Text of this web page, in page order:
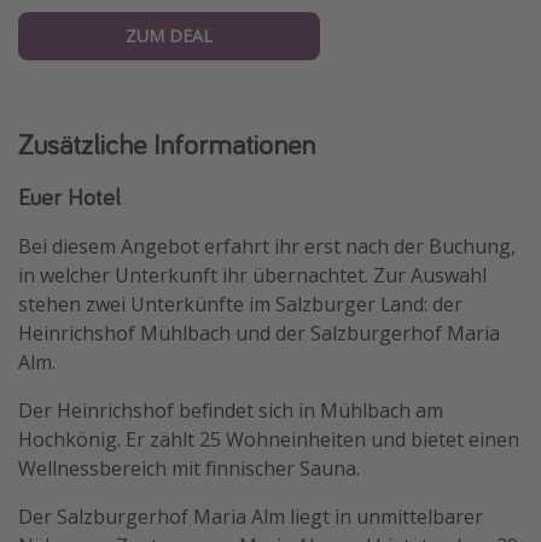
ZUM DEAL
Zusätzliche Informationen
Euer Hotel
Bei diesem Angebot erfahrt ihr erst nach der Buchung,
in welcher Unterkunft ihr übernachtet. Zur Auswahl
stehen zwei Unterkünfte im Salzburger Land: der
Heinrichshof Mühlbach und der Salzburgerhof Maria
Alm.
Der Heinrichshof befindet sich in Mühlbach am
Hochkönig. Er zählt 25 Wohneinheiten und bietet einen
Wellnessbereich mit finnischer Sauna.
Der Salzburgerhof Maria Alm liegt in unmittelbarer